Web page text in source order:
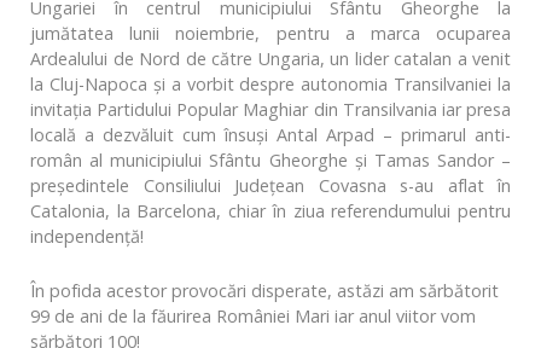
Ungariei în centrul municipiului Sfântu Gheorghe la
jumătatea lunii noiembrie, pentru a marca ocuparea
Ardealului de Nord de către Ungaria, un lider catalan a venit
la Cluj-Napoca și a vorbit despre autonomia Transilvaniei la
invitația Partidului Popular Maghiar din Transilvania iar presa
locală a dezvăluit cum însuși Antal Arpad – primarul anti-
român al municipiului Sfântu Gheorghe şi Tamas Sandor –
președintele Consiliului Județean Covasna s-au aflat în
Catalonia, la Barcelona, chiar în ziua referendumului pentru
independență!
În pofida acestor provocări disperate, astăzi am sărbătorit
99 de ani de la făurirea României Mari iar anul viitor vom
sărbători 100!